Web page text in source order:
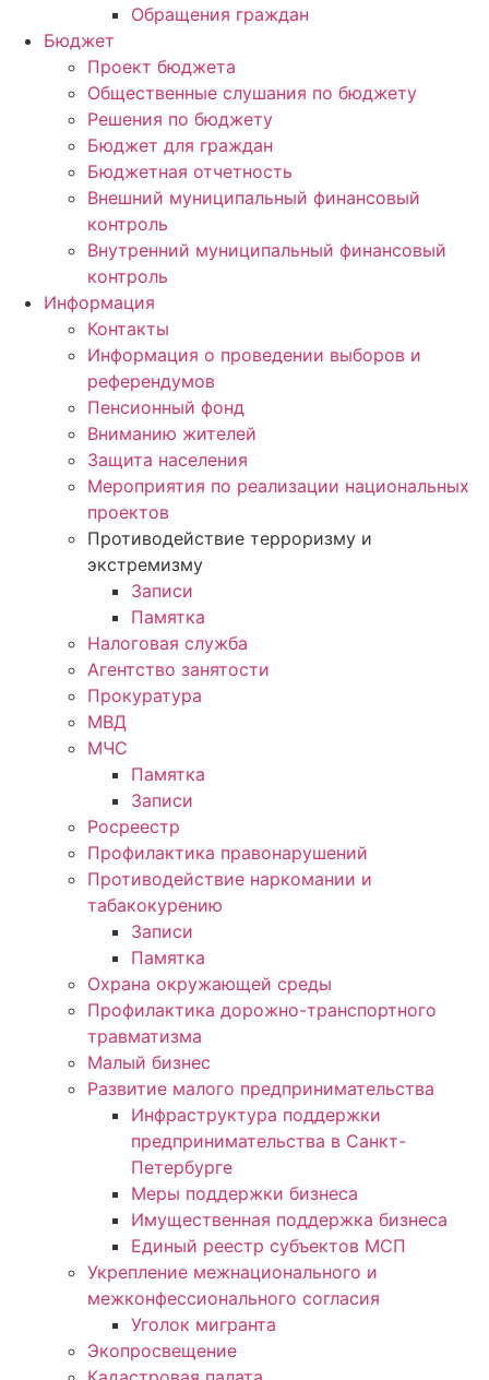
Обращения граждан
Бюджет
Проект бюджета
Общественные слушания по бюджету
Решения по бюджету
Бюджет для граждан
Бюджетная отчетность
Внешний муниципальный финансовый
контроль
Внутренний муниципальный финансовый
контроль
Информация
Контакты
Информация о проведении выборов и
референдумов
Пенсионный фонд
Вниманию жителей
Защита населения
Мероприятия по реализации национальных
проектов
Противодействие терроризму и
экстремизму
Записи
Памятка
Налоговая служба
Агентство занятости
Прокуратура
МВД
МЧС
Памятка
Записи
Росреестр
Профилактика правонарушений
Противодействие наркомании и
табакокурению
Записи
Памятка
Охрана окружающей среды
Профилактика дорожно-транспортного
травматизма
Малый бизнес
Развитие малого предпринимательства
Инфраструктура поддержки
предпринимательства в Санкт-
Петербурге
Меры поддержки бизнеса
Имущественная поддержка бизнеса
Единый реестр субъектов МСП
Укрепление межнационального и
межконфессионального согласия
Уголок мигранта
Экопросвещение